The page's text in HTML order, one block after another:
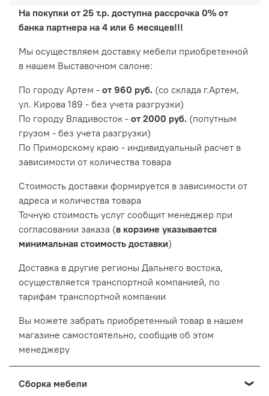
На покупки от 25 т.р. доступна рассрочка 0% от
банка партнера на 4 или 6 месяцев!!!
Мы осуществляем доставку мебели приобретенной
в нашем Выставочном салоне:
По городу Артем - от 960 руб. (со склада г.Артем,
ул. Кирова 189 - без учета разгрузки)
По городу Владивосток - от 2000 руб. (попутным
грузом - без учета разгрузки)
По Приморскому краю - индивидуальный расчет в
зависимости от количества товара
Cтоимость доставки формируется в зависимости от
адреса и количества товара
Точную стоимость услуг сообщит менеджер при
согласовании заказа (в корзине указывается
минимальная стоимость доставки)
Доставка в другие регионы Дальнего востока,
осуществляется транспортной компанией, по
тарифам транспортной компании
Вы можете забрать приобретенный товар в нашем
магазине самостоятельно, сообщив об этом
менеджеру
Сборка мебели